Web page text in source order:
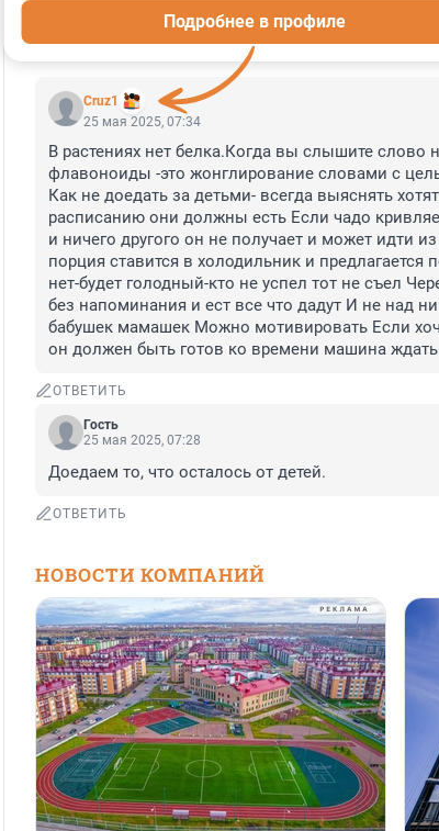
Cruz1
Подробнее в профиле
25 мая 2025, 07:34
В растениях нет белка.Когда вы слышите слово
флавоноиды -это жонглирование словами с
Как не доедать за детьми- всегда выяснять
расписанию они должны есть Если чадо
и ничего другого он не получает и может идти
порция ставится в холодильник и
нет-будет голодный-кто не успел тот не съел
без напоминания и ест все что дадут И не над
бабушек мамашек Можно мотивировать Если
он должен быть готов ко времени машина ждать
ОТВЕТИТЬ
Гость
25 мая 2025, 07:28
Доедаем то, что осталось от детей.
ОТВЕТИТЬ
НОВОСТИ КОМПАНИЙ